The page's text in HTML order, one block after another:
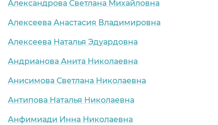
Александрова Светлана Михайловна
Алексеева Анастасия Владимировна
Алексеева Наталья Эдуардовна
Андрианова Анита Николаевна
Анисимова Светлана Николаевна
Антипова Наталья Николаевна
Анфимиади Инна Николаевна